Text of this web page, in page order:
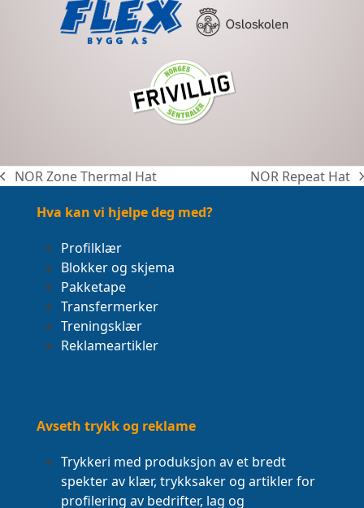
previous
NOR Zone Thermal Hat
next
NOR Repeat Hat
Hva kan vi hjelpe deg med?
Profilklær
Blokker og skjema
Pakketape
Transfermerker
Treningsklær
Reklameartikler
Avseth trykk og reklame
Trykkeri med produksjon av et bredt
spekter av klær, trykksaker og artikler for
profilering av bedrifter, lag og